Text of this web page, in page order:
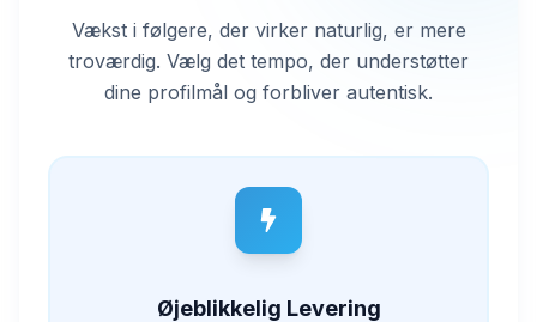
Vækst i følgere, der virker naturlig, er mere
troværdig. Vælg det tempo, der understøtter
dine profilmål og forbliver autentisk.
Øjeblikkelig Levering